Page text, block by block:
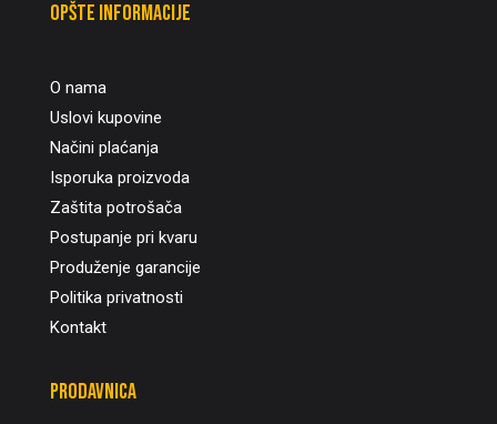
Opšte informacije
O nama
Uslovi kupovine
Načini plaćanja
Isporuka proizvoda
Zaštita potrošača
Postupanje pri kvaru
Produženje garancije
Politika privatnosti
Kontakt
Prodavnica